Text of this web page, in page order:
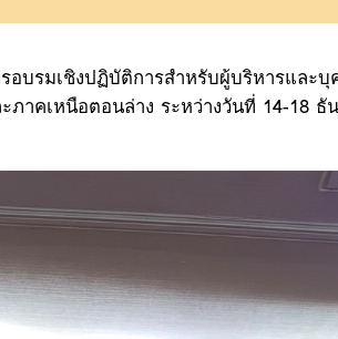
อบรมเชิงปฏิบัติการสำหรับผู้บริหารและ
าคเหนือตอนล่าง ระหว่างวันที่ 14-18